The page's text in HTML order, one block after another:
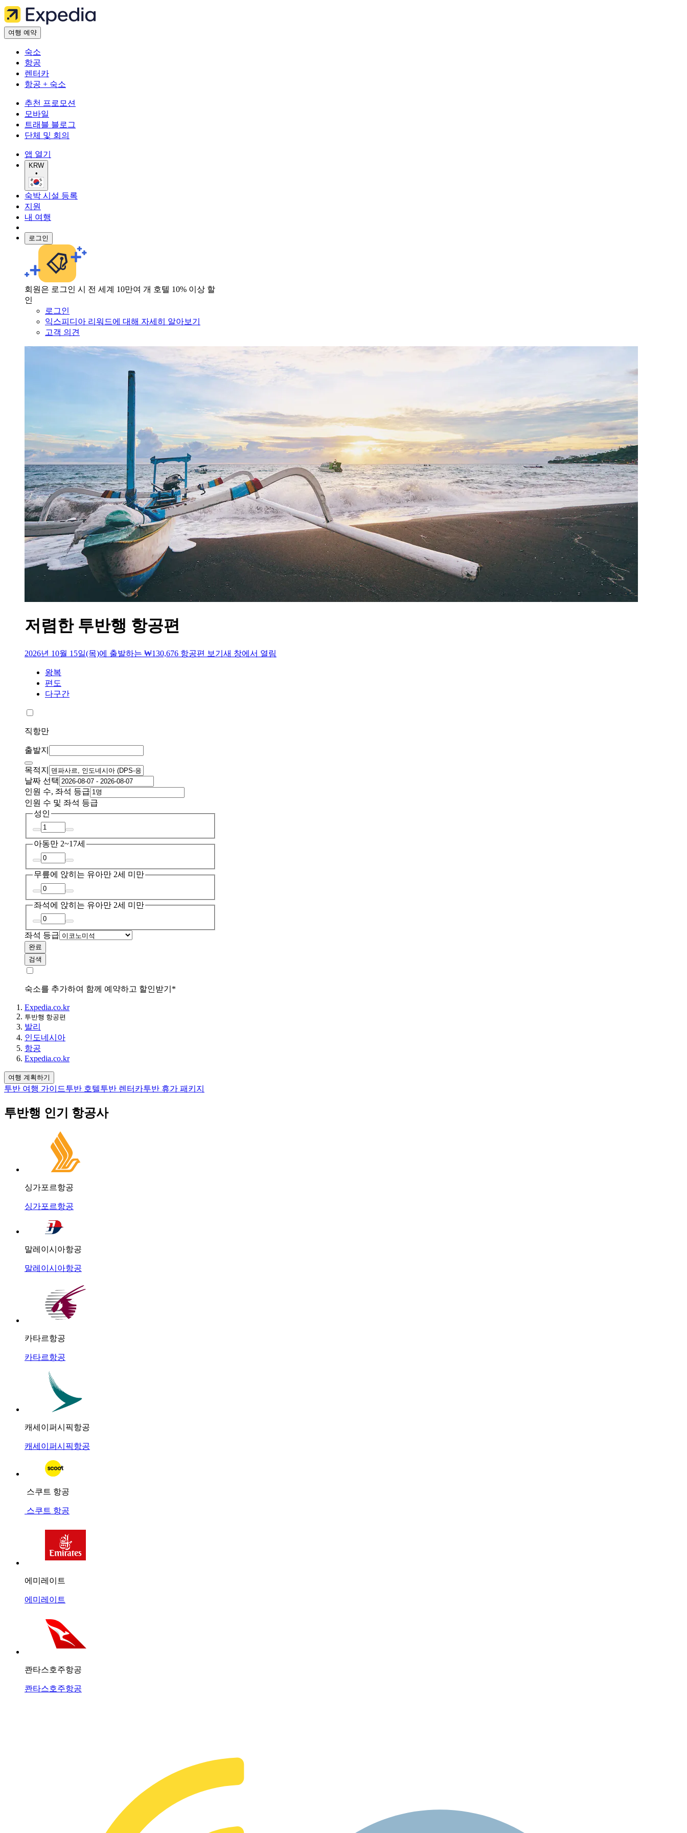
여행 예약
숙소
항공
렌터카
항공 + 숙소
추천 프로모션
모바일
트래블 블로그
단체 및 회의
앱 열기
KRW
•
숙박 시설 등록
지원
내 여행
로그인
회원은 로그인 시 전 세계 10만여 개 호텔 10% 이상 할
인
로그인
익스피디아 리워드에 대해 자세히 알아보기
고객 의견
저렴한 투반행 항공편
2026년 10월 15일(목)에 출발하는 ₩130,676 항공편 보기 새 창에서 열림
왕복
편도
다구간
직항만
출발지
목적지
날짜 선택
인원 수, 좌석 등급
인원 수 및 좌석 등급
성인
아동만 2~17세
무릎에 앉히는 유아만 2세 미만
좌석에 앉히는 유아만 2세 미만
좌석 등급
완료
검색
숙소를 추가하여 함께 예약하고 할인받기*
Expedia.co.kr
투반행 항공편
발리
인도네시아
항공
Expedia.co.kr
여행 계획하기
투반 여행 가이드투반 호텔투반 렌터카투반 휴가 패키지
투반행 인기 항공사
싱가포르항공
싱가포르항공
말레이시아항공
말레이시아항공
카타르항공
카타르항공
캐세이퍼시픽항공
캐세이퍼시픽항공
스쿠트 항공
스쿠트 항공
에미레이트
에미레이트
콴타스호주항공
콴타스호주항공